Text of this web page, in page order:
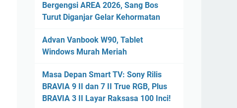
Bergengsi AREA 2026, Sang Bos
Turut Diganjar Gelar Kehormatan
Advan Vanbook W90, Tablet
Windows Murah Meriah
Masa Depan Smart TV: Sony Rilis
BRAVIA 9 II dan 7 II True RGB, Plus
BRAVIA 3 II Layar Raksasa 100 Inci!